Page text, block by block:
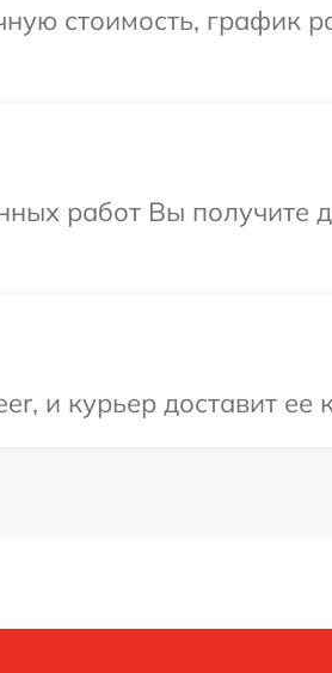
стоимость, график
работ Вы получите
и курьер доставит ее